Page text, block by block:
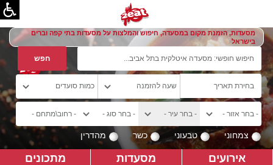
מסעדות, הזמנת מקום במסעדה, חיפוש והמלצות על מסעדות בתי קפה וברים
בישראל
צמחוני טבעוני כשר מהדרין
אירועים מסעדות מתכונים